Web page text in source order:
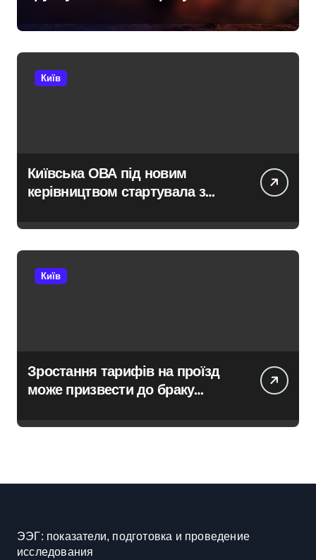
Київ
Київська ОВА під новим
керівництвом стартувала з
області передані 13 шкільних
автобусів
Київ
Зростання тарифів на проїзд
може призвести до браку
київських лікарнях
ЭЭГ: показатели, подготовка и проведение
исследования